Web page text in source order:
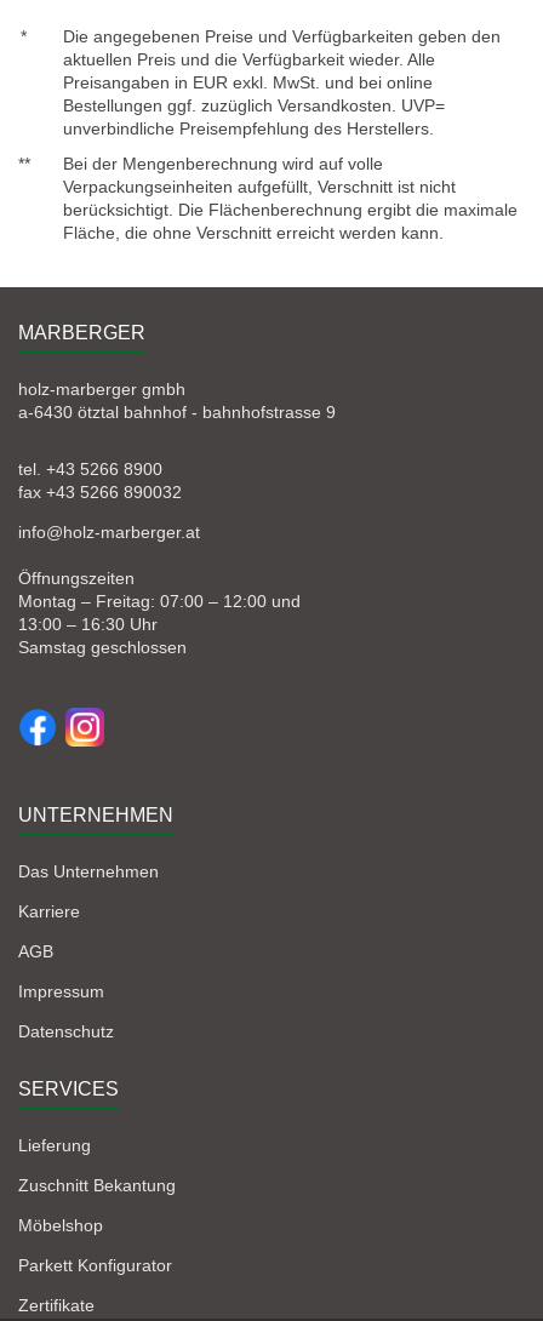
*
Die angegebenen Preise und Verfügbarkeiten geben den
aktuellen Preis und die Verfügbarkeit wieder. Alle
Preisangaben in EUR exkl. MwSt. und bei online
Bestellungen ggf. zuzüglich Versandkosten. UVP=
unverbindliche Preisempfehlung des Herstellers.
**
Bei der Mengenberechnung wird auf volle
Verpackungseinheiten aufgefüllt, Verschnitt ist nicht
berücksichtigt. Die Flächenberechnung ergibt die maximale
Fläche, die ohne Verschnitt erreicht werden kann.
MARBERGER
holz-marberger gmbh
a-6430 ötztal bahnhof - bahnhofstrasse 9
tel. +43 5266 8900
fax +43 5266 890032
info@holz-marberger.at
Öffnungszeiten
Montag – Freitag: 07:00 – 12:00 und
13:00 – 16:30 Uhr
Samstag geschlossen
UNTERNEHMEN
Das Unternehmen
Karriere
AGB
Impressum
Datenschutz
SERVICES
Lieferung
Zuschnitt Bekantung
Möbelshop
Parkett Konfigurator
Zertifikate